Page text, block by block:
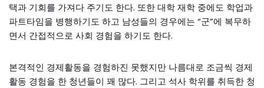
택과 기회를 가져다 주기도 한다. 또한 대학 재학 중에도 학업과
파트타임을 병행하기도 하고 남성들의 경우에는 “군”에 복무하
면서 간접적으로 사회 경험을 하기도 한다.
본격적인 경제활동을 경험하진 못했지만 나름대로 조금씩 경제
활동 경험을 한 청년들이 꽤 많다. 그리고 석사 학위를 취득한 청